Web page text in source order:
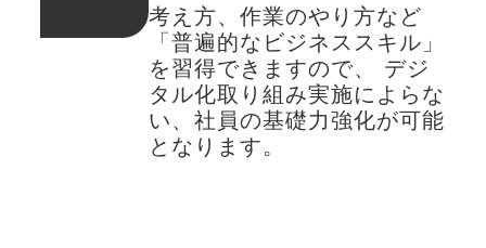
考え方、作業のやり方など
「普遍的なビジネススキル」
を習得できますので、 デジ
タル化取り組み実施によらな
い、社員の基礎力強化が可能
となります。